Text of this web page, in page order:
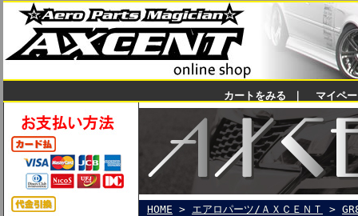
カートをみる マイペ
HOME > エアロパーツ/ＡＸＣＥＮＴ >